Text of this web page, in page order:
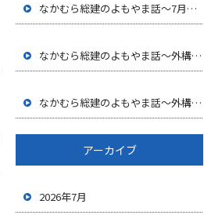
なかむら総建のよもやま話～7月の外構工事で気をつけたいポイント
なかむら総建のよもやま話～外構工事における安全管理の大切さ
なかむら総建のよもやま話～外構工事のニーズ
アーカイブ
2026年7月